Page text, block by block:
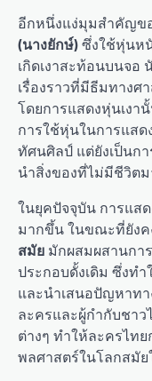
อีกหนึ่งแง่มุมสำคัญข
(นางยักษ์)ซึ่งใช้หุ่นห
เกิดเงาสะท้อนบนจอ
เรื่องราวที่มีธีมทางศ
โดยการแสดงหุ่นเง
การใช้หุ่นในการแสด
ทัศนศิลป์ แต่ยังเป็นก
นำสิ่งของที่ไม่มีชีวิต
ในยุคปัจจุบัน การแส
มากขึ้น ในขณะที่ยังค
สมัย มักผสมผสานกา
ประกอบดั้งเดิม ซึ่งท
และนำเสนอปัญหาท
ละครและผู้กำกับชา
ต่างๆ ทำให้ละครไท
พลศาสตร์ในโลกสมั